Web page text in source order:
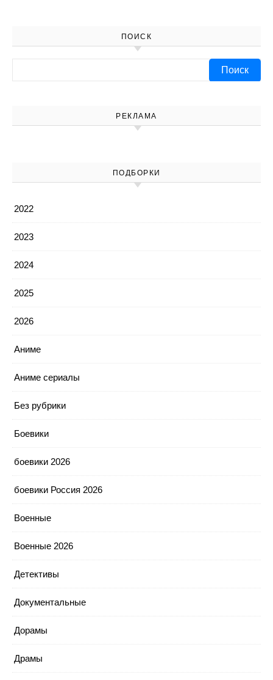
ПОИСК
РЕКЛАМА
ПОДБОРКИ
2022
2023
2024
2025
2026
Аниме
Аниме сериалы
Без рубрики
Боевики
боевики 2026
боевики Россия 2026
Военные
Военные 2026
Детективы
Документальные
Дорамы
Драмы